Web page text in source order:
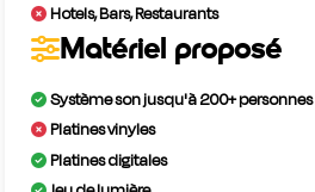
Hotels, Bars, Restaurants
Matériel proposé
Système son jusqu'à 200+ personnes
Platines vinyles
Platines digitales